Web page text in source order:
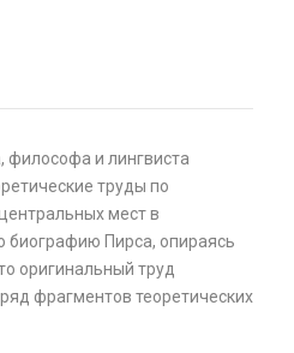
философа и лингвиста
труды по
мест в
биографию Пирса, опираясь
оригинальный труд
фрагментов теоретических